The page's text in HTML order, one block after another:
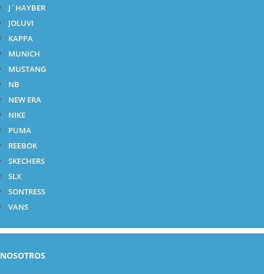
J´HAYBER
JOLUVI
KAPPA
MUNICH
MUSTANG
NB
NEW ERA
NIKE
PUMA
REEBOK
SKECHERS
SLX
SONTRESS
VANS
NOSOTROS